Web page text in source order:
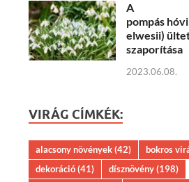
A
pompás
elwesii)
szaporítása
2023.06.08.
VIRÁG CÍMKÉK:
alacsony növények(42) bokros
dekoráció(41) dísznövény(198)